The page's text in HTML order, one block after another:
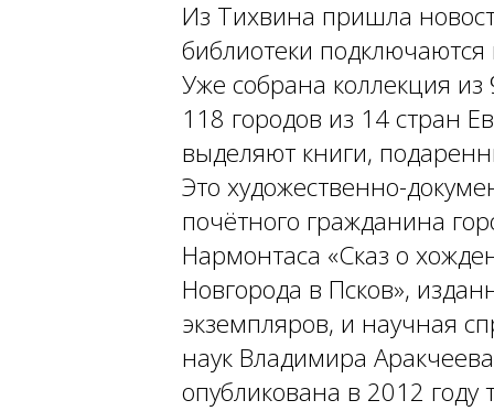
Из Тихвина пришла
библиотеки
Уже собрана коллекция
118 городов из 14 стран
выделяют книги,
Это художественно-
почётного гражданина
Нармонтаса «Сказ о
Новгорода в Псков»,
экземпляров, и научная
наук Владимира
опубликована в 2012